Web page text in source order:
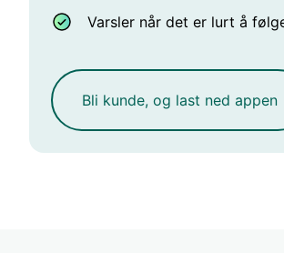
Varsler når det er lurt å
Bli kunde, og last ned appen